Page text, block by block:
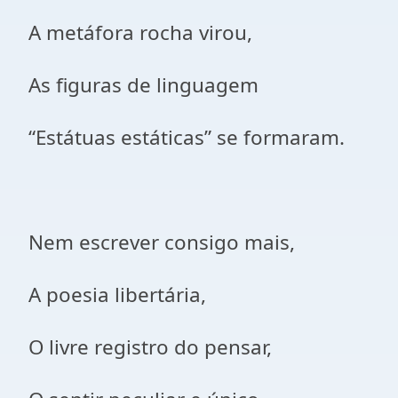
A metáfora rocha virou,
As figuras de linguagem
“Estátuas estáticas” se formaram.
Nem escrever consigo mais,
A poesia libertária,
O livre registro do pensar,